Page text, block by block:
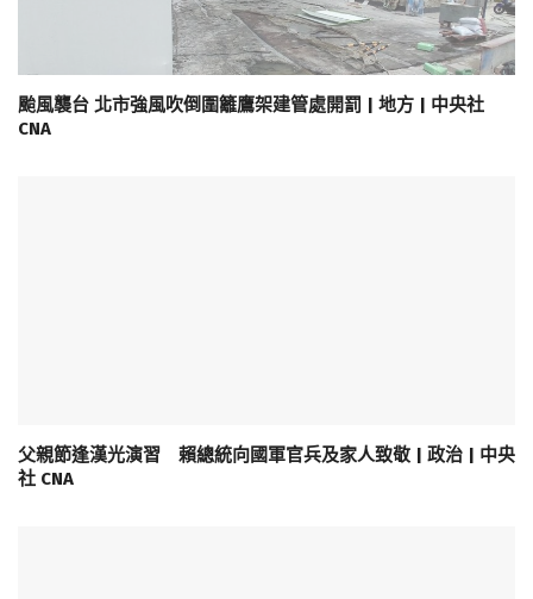
颱風襲台 北市強風吹倒圍籬鷹架建管處開罰 | 地方 | 中央社
CNA
父親節逢漢光演習 賴總統向國軍官兵及家人致敬 | 政治 | 中央
社 CNA